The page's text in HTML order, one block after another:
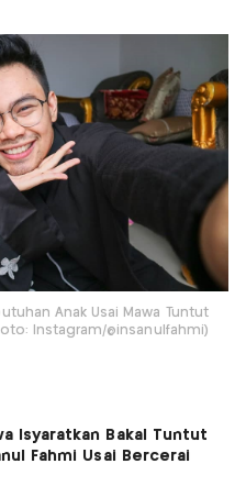
Anak Usai Mawa Tuntut
Instagram/@insanulfahmi)
Isyaratkan Bakal Tuntut
Fahmi Usai Bercerai